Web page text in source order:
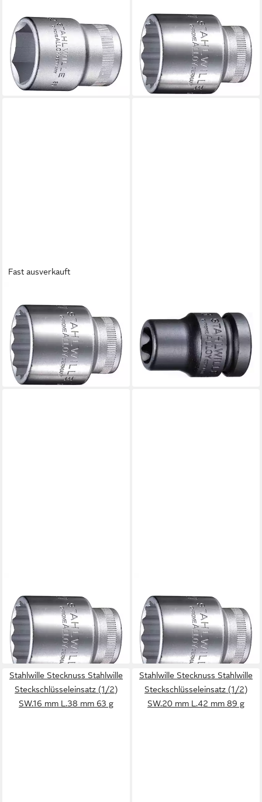
Stecknuss Stahlwille 3/4"
(20mm)
Steckschlüsseleinsatz
SW.22mm L.51mm
ab 26,42 €
lieferbar - in 3-4 Werktagen bei dir
Stecknuss
Steckschlüsseleinsatz (1/2)
SW.24 mm L.42 mm 117 g
ab 18,75 €
lieferbar - in 2-3 Werktagen bei dir
Fast ausverkauft
Stecknuss
Steckschlüsseleinsatz (1/2)
SW.17 mm L.38 mm 66 g
18,48 €
lieferbar - in 3-4 Werktagen bei dir
(12,5mm) IMPACT-
Steckschlüsseleinsatz Innen-
TX E20 L.3
25,17 €
lieferbar - in 3-4 Werktagen bei dir
Stecknuss
Steckschlüsseleinsatz (1/2)
SW.14 mm L.38 mm 60 g
ab 16,65 €
lieferbar - in 2-3 Werktagen bei dir
Stecknuss
Steckschlüsseleinsatz (1/2)
SW.15 mm L.38 mm 62 g
19,36 €
lieferbar - in 3-4 Werktagen bei dir
Stahlwille Stecknuss Stahlwille
Steckschlüsseleinsatz (1/2)
SW.16 mm L.38 mm 63 g
Stahlwille Stecknuss Stahlwille
Steckschlüsseleinsatz (1/2)
SW.20 mm L.42 mm 89 g